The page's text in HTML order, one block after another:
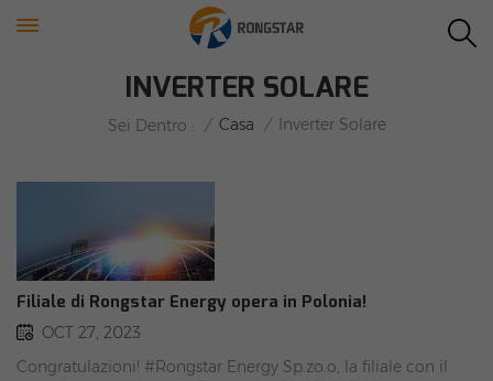
INVERTER SOLARE
Sei Dentro : / Casa / Inverter Solare
Filiale di Rongstar Energy opera in Polonia!
OCT 27, 2023
Congratulazioni! #Rongstar Energy Sp.zo.o, la filiale con il